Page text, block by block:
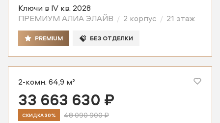
Ключи в IV кв. 2028
ПРЕМИУМ АЛИА ЭЛАЙВ
2 корпус 21 этаж
PREMIUM БЕЗ ОТДЕЛКИ
2-комн. 64,9 м²
33 663 630 ₽
СКИДКА 30% 48 090 900 ₽